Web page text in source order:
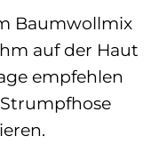
Baumwollmix
auf der Haut
empfehlen